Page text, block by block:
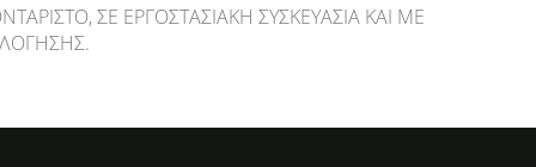
ΣΕ ΕΡΓΟΣΤΑΣΙΑΚΉ ΣΥΣΚΕΥΑΣΊΑ ΚΑΙ ΜΕ